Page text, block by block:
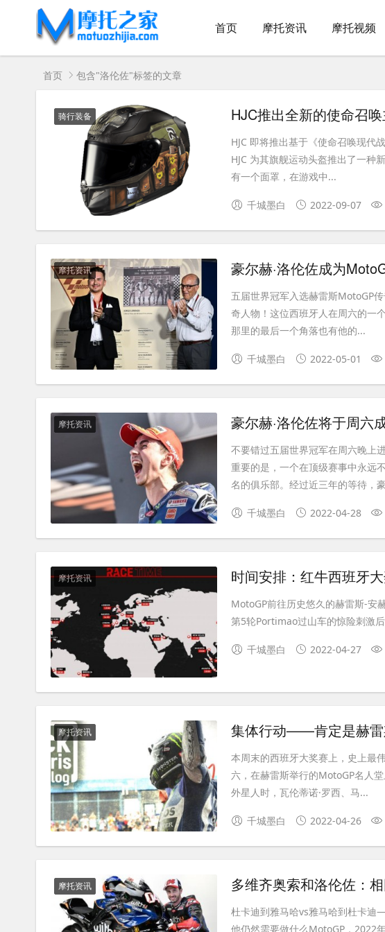
首页 摩托资讯 摩托视频
首页 包含"洛伦佐"标签的文章
骑行装备 HJC推出全新的使命召
HJC 即将推出基于《使命召唤现代
HJC 为其旗舰运动头盔推出了一种
有一个面罩，在游戏中...
千城墨白 2022-09-07
摩托资讯 豪尔赫·洛伦佐成为
五届世界冠军入选赫雷斯MotoGP
奇人物！这位西班牙人在周六的
那里的最后一个角落也有他的...
千城墨白 2022-05-01
摩托资讯 豪尔赫·洛伦佐将于周六
不要错过五届世界冠军在周六晚上
重要的是，一个在顶级赛事中永远
名的俱乐部。经过近三年的等待，
千城墨白 2022-04-28
摩托资讯 时间安排：红牛西班牙
MotoGP前往历史悠久的赫雷斯-安
第5轮Portimao过山车的惊险刺激
千城墨白 2022-04-27
摩托资讯 集体行动——肯定是赫
本周末的西班牙大奖赛上，史上最
六，在赫雷斯举行的MotoGP名人
外星人时，瓦伦蒂诺·罗西、马...
千城墨白 2022-04-26
摩托资讯 多维齐奥索和洛伦佐：
杜卡迪到雅马哈vs雅马哈到杜卡迪
他仍然需要做什么MotoGP，2022